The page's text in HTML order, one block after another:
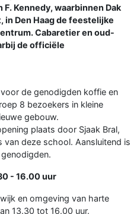
Kennedy, waarbinnen Dak
in Den Haag de feestelijke
Cabaretier en oud-
de officiële
de genodigden koffie en
8 bezoekers in kleine
gebouw.
plaats door Sjaak Bral,
van deze school. Aansluitend is
- 16.00 uur
en omgeving van harte
13.30 tot 16.00 uur.